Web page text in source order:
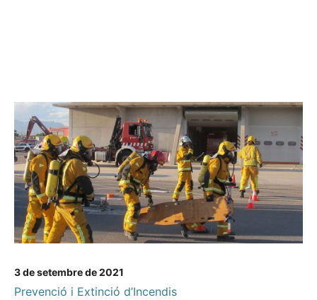
3 de setembre de 2021
Prevenció i Extinció d’Incendis